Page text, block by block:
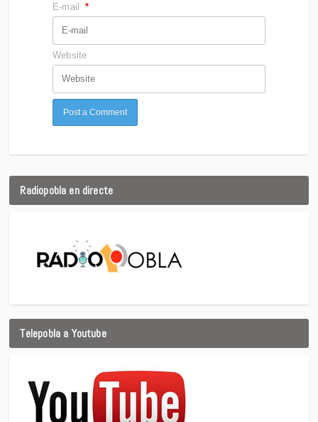
E-mail *
Website
Radiopobla en directe
Telepobla a Youtube